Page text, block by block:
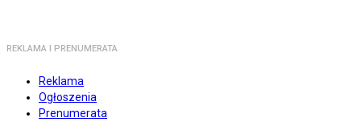
REKLAMA I PRENUMERATA
Reklama
Ogłoszenia
Prenumerata